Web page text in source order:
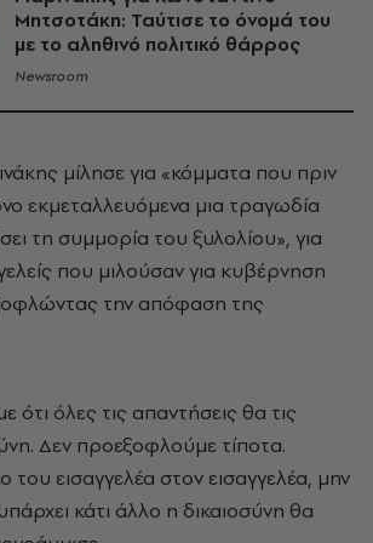
Μητσοτάκη: Ταύτισε το όνομά του
με το αληθινό πολιτικό θάρρος
Newsroom
μίλησε για «κόμματα που πριν
εκμεταλλευόμενα μια τραγωδία
τη συμμορία του ξυλολίου», για
που μιλούσαν για κυβέρνηση
την απόφαση της
ότι όλες τις απαντήσεις θα τις
Δεν προεξοφλούμε τίποτα.
εισαγγελέα στον εισαγγελέα, μην
κάτι άλλο η δικαιοσύνη θα